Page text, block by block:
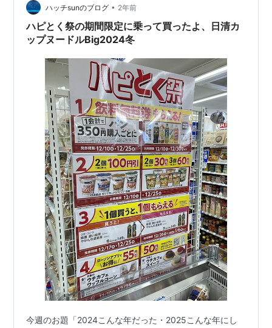
ディスカウントス…
ハッチsunのブログ • 2年前
ハピとく祭の期間限定に乗って買ったよ、日清カ
ップヌードルBig2024冬
今週のお題「2024こんな年だった・2025こんな年にし